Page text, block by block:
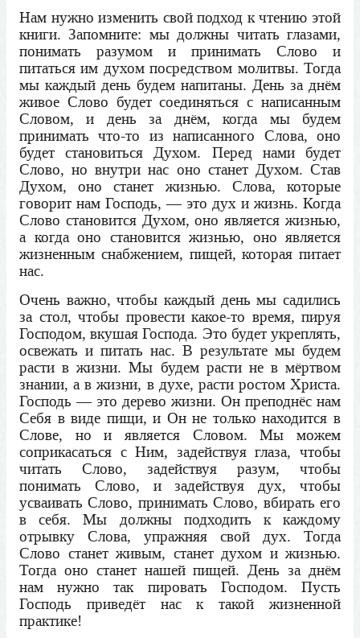
Нам нужно изменить свой подход к чтению этой
книги. Запомните: мы должны читать глазами,
понимать разумом и принимать Слово и
питаться им духом посредством молитвы. Тогда
мы каждый день будем напитаны. День за днём
живое Слово будет соединяться с написанным
Словом, и день за днём, когда мы будем
принимать что-то из написанного Слова, оно
будет становиться Духом. Перед нами будет
Слово, но внутри нас оно станет Духом. Став
Духом, оно станет жизнью. Слова, которые
говорит нам Господь, — это дух и жизнь. Когда
Слово становится Духом, оно является жизнью,
а когда оно становится жизнью, оно является
жизненным снабжением, пищей, которая питает
нас.
Очень важно, чтобы каждый день мы садились
за стол, чтобы провести какое-то время, пируя
Господом, вкушая Господа. Это будет укреплять,
освежать и питать нас. В результате мы будем
расти в жизни. Мы будем расти не в мёртвом
знании, а в жизни, в духе, расти ростом Христа.
Господь — это дерево жизни. Он преподнёс нам
Себя в виде пищи, и Он не только находится в
Слове, но и является Словом. Мы можем
соприкасаться с Ним, задействуя глаза, чтобы
читать Слово, задействуя разум, чтобы
понимать Слово, и задействуя дух, чтобы
усваивать Слово, принимать Слово, вбирать его
в себя. Мы должны подходить к каждому
отрывку Слова, упражняя свой дух. Тогда
Слово станет живым, станет духом и жизнью.
Тогда оно станет нашей пищей. День за днём
нам нужно так пировать Господом. Пусть
Господь приведёт нас к такой жизненной
практике!